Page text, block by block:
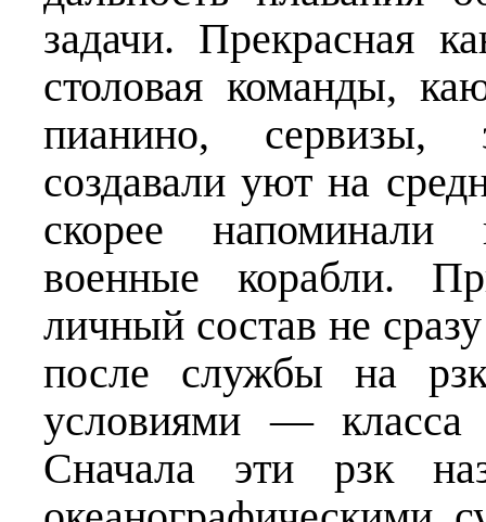
задачи. Прекрасная
столовая команды,
пианино, сервизы,
создавали уют на
скорее
военные корабли.
личный состав не
после службы на
условиями — класса
Сначала эти рзк